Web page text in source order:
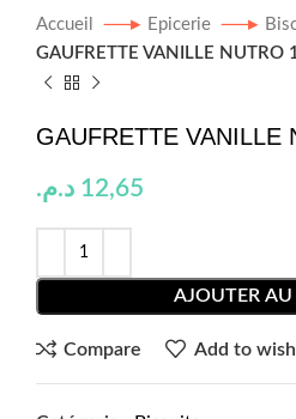
Accueil Epicerie
GAUFRETTE VANILLE NUTRO
GAUFRETTE VANILLE
12,65 د.م.
AJOUTER AU
Compare Add to